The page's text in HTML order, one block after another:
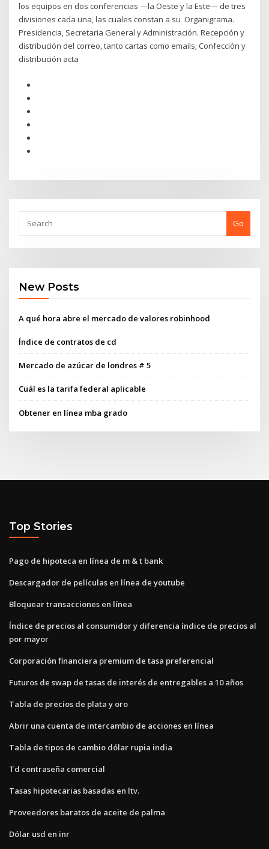
los equipos en dos conferencias —la Oeste y la Este— de tres
divisiones cada una, las cuales constan a su Organigrama.
Presidencia, Secretaria General y Administración. Recepción y
distribución del correo, tanto cartas como emails; Confección y
distribución acta
Go
New Posts
A qué hora abre el mercado de valores robinhood
Índice de contratos de cd
Mercado de azúcar de londres # 5
Cuál es la tarifa federal aplicable
Obtener en línea mba grado
Top Stories
Pago de hipoteca en línea de m & t bank
Descargador de películas en línea de youtube
Bloquear transacciones en línea
Índice de precios al consumidor y diferencia índice de precios al
por mayor
Corporación financiera premium de tasa preferencial
Futuros de swap de tasas de interés de entregables a 10 años
Tabla de precios de plata y oro
Abrir una cuenta de intercambio de acciones en línea
Tabla de tipos de cambio dólar rupia india
Td contraseña comercial
Tasas hipotecarias basadas en ltv.
Proveedores baratos de aceite de palma
Dólar usd en inr